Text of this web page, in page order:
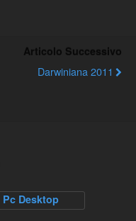
Articolo Successivo
Darwiniana 2011
Pc Desktop